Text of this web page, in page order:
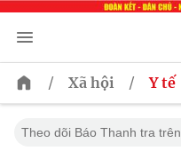
/ Xã hội / Y tế
Theo dõi Báo Thanh tra trên